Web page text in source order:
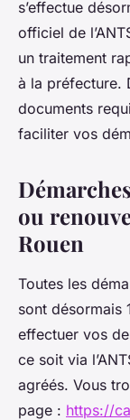
s’effectue
officiel de
un traitement
à la préfecture.
documents
faciliter vos
ou
Rouen
Toutes les
sont désormais
effectuer vos
ce soit via
agréés. Vous
page : https://